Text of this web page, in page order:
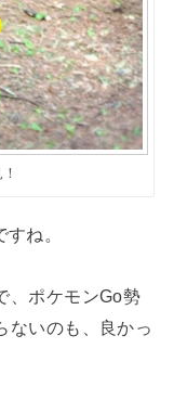
ね。
、ポケモンGo勢
ないのも、良かっ